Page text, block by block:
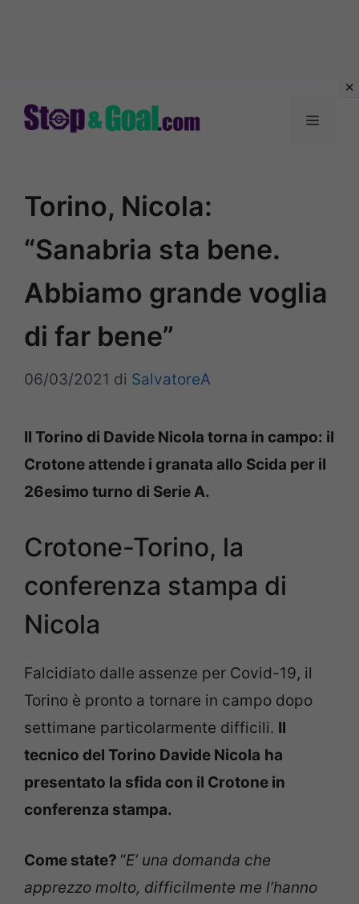
Menu
Torino, Nicola:
“Sanabria sta bene.
Abbiamo grande voglia
di far bene”
06/03/2021 di SalvatoreA
Il Torino di Davide Nicola torna in campo: il
Crotone attende i granata allo Scida per il
26esimo turno di Serie A.
Crotone-Torino, la
conferenza stampa di
Nicola
Falcidiato dalle assenze per Covid-19, il
Torino è pronto a tornare in campo dopo
settimane particolarmente difficili. Il
tecnico del Torino Davide Nicola ha
presentato la sfida con il Crotone in
conferenza stampa.
Come state? “E’ una domanda che
apprezzo molto, difficilmente me l’hanno